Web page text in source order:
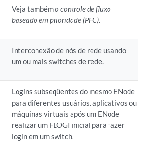
Veja tambémo controle de fluxo
baseado em prioridade (PFC).
Interconexão de nós de rede usando
um ou mais switches de rede.
Logins subseqüentes do mesmo ENode
para diferentes usuários, aplicativos ou
máquinas virtuais após um ENode
realizar um FLOGI inicial para fazer
login em um switch.